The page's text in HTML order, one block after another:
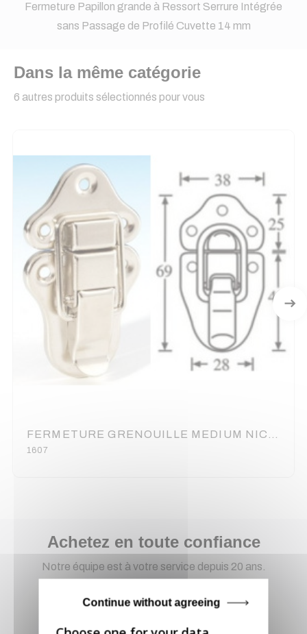
Fermeture Papillon grande à Ressort Serrure Intégrée
sans Passage de Profilé Cuvette 14 mm
Dans la même catégorie
6 autres produits sélectionnés pour vous
1607
Achetez en toute confiance
Notre équipe est à votre service depuis 20 ans.
Livraison via GLS
Continue without agreeing